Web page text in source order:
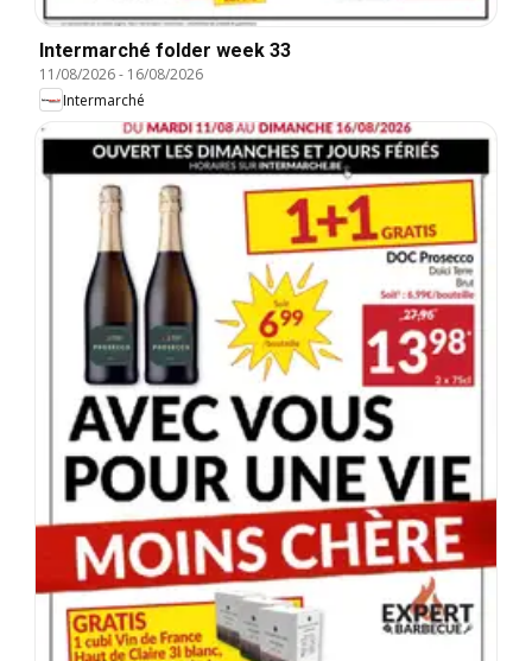
Intermarché folder week 33
11/08/2026- 16/08/2026
Intermarché